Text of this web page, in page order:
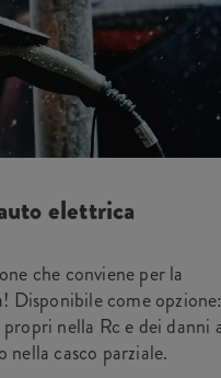
elettrica
che conviene per la
Disponibile come opzione:
nella Rc e dei danni
nella casco parziale.